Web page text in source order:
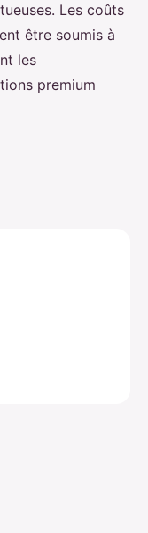
Les coûts
être soumis à
les
premium